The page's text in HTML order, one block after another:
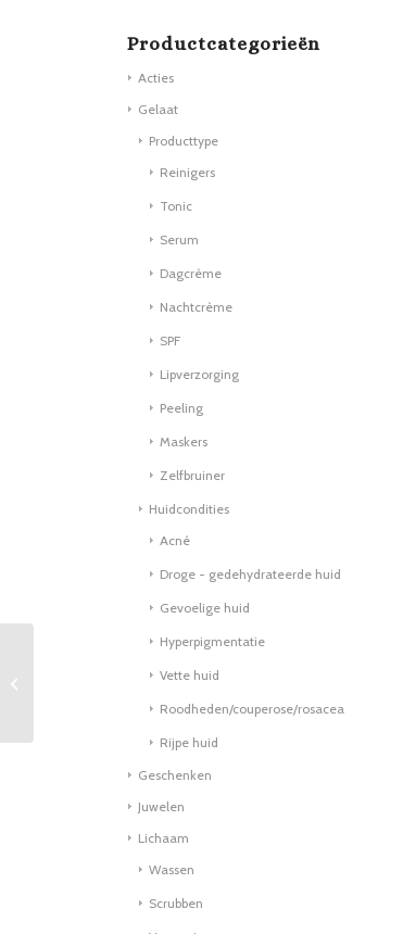
Productcategorieën
Acties
Gelaat
Producttype
Reinigers
Tonic
Serum
Dagcrème
Nachtcrème
SPF
Lipverzorging
Peeling
Maskers
Zelfbruiner
Huidcondities
Acné
Droge - gedehydrateerde huid
Gevoelige huid
Hyperpigmentatie
Vette huid
Roodheden/couperose/rosacea
Rijpe huid
Geschenken
Juwelen
Lichaam
Wassen
Scrubben